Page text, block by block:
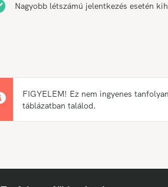
Nagyobb létszámú jelentkezés esetén
FIGYELEM! Ez nem ingyenes
táblázatban találod.